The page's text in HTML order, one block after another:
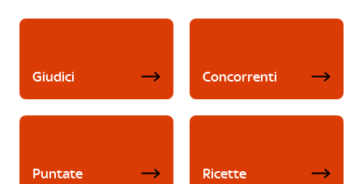
Giudici Concorrenti
Puntate Ricette